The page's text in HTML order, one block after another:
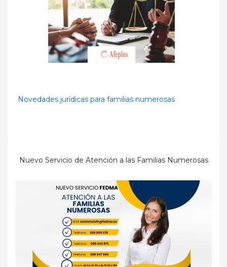
Novedades jurídicas para familias numerosas
Nuevo Servicio de Atención a las Familias Numerosas